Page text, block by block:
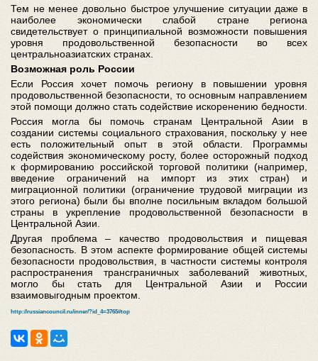
Тем не менее довольно быстрое улучшение ситуации даже в
наиболее экономически слабой стране региона
свидетельствует о принципиальной возможности повышения
уровня продовольственной безопасности во всех
центральноазиатских странах.
Возможная роль России
Если Россия хочет помочь региону в повышении уровня
продовольственной безопасности, то основным направлением
этой помощи должно стать содействие искоренению бедности.
Россия могла бы помочь странам Центральной Азии в
создании системы социального страхования, поскольку у нее
есть положительный опыт в этой области. Программы
содействия экономическому росту, более осторожный подход
к формированию российской торговой политики (например,
введение ограничений на импорт из этих стран) и
миграционной политики (ограничение трудовой миграции из
этого региона) были бы вполне посильным вкладом большой
страны в укрепление продовольственной безопасности в
Центральной Азии.
Другая проблема – качество продовольствия и пищевая
безопасность. В этом аспекте формирование общей системы
безопасности продовольствия, в частности системы контроля
распространения трансграничных заболеваний животных,
могло бы стать для Центральной Азии и России
взаимовыгодным проектом.
http://russiancouncil.ru/inner/?id_4=3765#top